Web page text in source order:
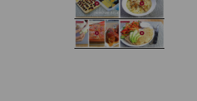
Domowe żelki
Zupa kurkowa z
selerem i pietruszką